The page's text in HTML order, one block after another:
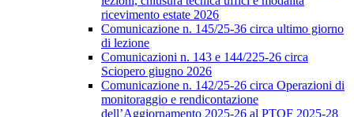
ricevimento estate 2026
Comunicazione n. 145/25-36 circa ultimo giorno
di lezione
Comunicazioni n. 143 e 144/225-26 circa
Sciopero giugno 2026
Comunicazione n. 142/25-26 circa Operazioni di
monitoraggio e rendicontazione
dell’Aggiornamento 2025-26 al PTOF 2025-28